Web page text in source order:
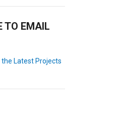
TO EMAIL
the Latest Projects